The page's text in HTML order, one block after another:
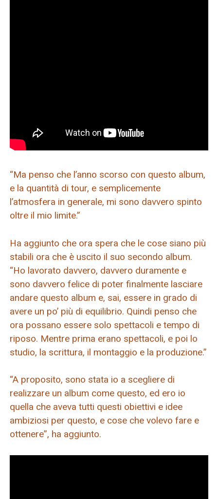
“Ma penso che l’anno scorso con questo album,
e la quantità di tour, e semplicemente
l’atmosfera in generale, mi sono davvero spinto
oltre il mio limite.”
Ha aggiunto che ora spera che le cose siano più
stabili ora che è uscito il suo secondo album.
“Ho lavorato davvero, davvero duramente e
sono davvero felice di poter finalmente lasciare
andare questo album e, sai, essere in grado di
avere un po’ più di equilibrio. Quindi penso che
ora possano essere solo spettacoli e tempo di
riposo. Mentre prima erano spettacoli, e poi lo
studio, la scrittura, il montaggio e la produzione.”
“A proposito, sono stata io a scegliere di
realizzare un album come questo, ed ero io
quella che aveva tutti questi obiettivi e idee
ambiziosi per questo, e cose che volevo fare e
ottenere”, ha aggiunto.